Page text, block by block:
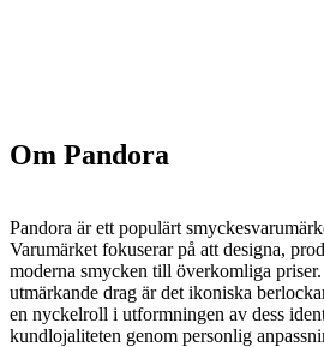
Om Pandora
Pandora är ett populärt
Varumärket fokuserar på att designa,
moderna smycken till överkomliga
utmärkande drag är det ikoniska
en nyckelroll i utformningen av dess
kundlojaliteten genom personlig